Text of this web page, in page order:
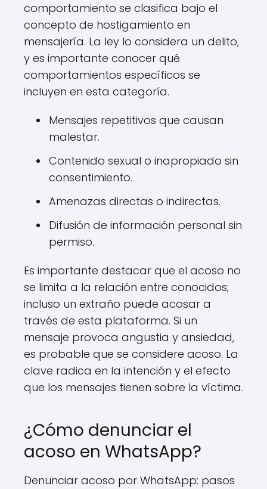
comportamiento se clasifica bajo el
concepto de hostigamiento en
mensajería. La ley lo considera un delito,
y es importante conocer qué
comportamientos específicos se
incluyen en esta categoría.
Mensajes repetitivos que causan
malestar.
Contenido sexual o inapropiado sin
consentimiento.
Amenazas directas o indirectas.
Difusión de información personal sin
permiso.
Es importante destacar que el acoso no
se limita a la relación entre conocidos;
incluso un extraño puede acosar a
través de esta plataforma. Si un
mensaje provoca angustia y ansiedad,
es probable que se considere acoso. La
clave radica en la intención y el efecto
que los mensajes tienen sobre la víctima.
¿Cómo denunciar el
acoso en WhatsApp?
Denunciar acoso por WhatsApp: pasos